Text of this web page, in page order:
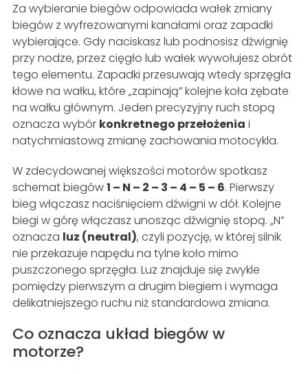
Za wybieranie biegów odpowiada wałek zmiany
biegów z wyfrezowanymi kanałami oraz zapadki
wybierające. Gdy naciskasz lub podnosisz dźwignię
przy nodze, przez cięgło lub wałek wywołujesz obrót
tego elementu. Zapadki przesuwają wtedy sprzęgła
kłowe na wałku, które „zapinają” kolejne koła zębate
na wałku głównym. Jeden precyzyjny ruch stopą
oznacza wybór konkretnego przełożenia i
natychmiastową zmianę zachowania motocykla.
W zdecydowanej większości motorów spotkasz
schemat biegów1 – N – 2 – 3 – 4 – 5 – 6. Pierwszy
bieg włączasz naciśnięciem dźwigni w dół. Kolejne
biegi w górę włączasz unosząc dźwignię stopą. „N”
oznacza luz (neutral), czyli pozycję, w której silnik
nie przekazuje napędu na tylne koło mimo
puszczonego sprzęgła. Luz znajduje się zwykle
pomiędzy pierwszym a drugim biegiem i wymaga
delikatniejszego ruchu niż standardowa zmiana.
Co oznacza układ biegów w
motorze?